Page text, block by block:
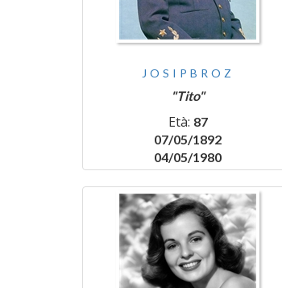
JOSIPBROZ
"Tito"
Età: 87
07/05/1892
04/05/1980